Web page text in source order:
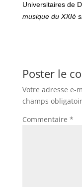
Universitaires de
musique du XXIè
Poster le
Votre adresse e-
champs
Commentaire *